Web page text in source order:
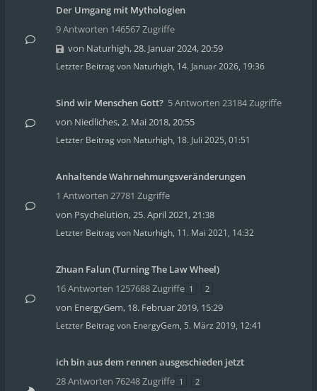
Der Umgang mit Mythologien
9 Antworten 146567 Zugriffe
von Naturhigh,28. Januar 2024, 20:59
Letzter Beitrag von Naturhigh, 14. Januar 2026, 19:36
Sind wir Menschen Gott? 5 Antworten 23184 Zugriffe
von Niedliches,2. Mai 2018, 20:55
Letzter Beitrag von Naturhigh, 18. Juli 2025, 01:51
Anhaltende Wahrnehmungsveränderungen
1 Antworten 27781 Zugriffe
von Psychelution,25. April 2021, 21:38
Letzter Beitrag von Naturhigh, 11. Mai 2021, 14:32
Zhuan Falun (Turning The Law Wheel)
16 Antworten 1257688 Zugriffe 1 2
von EnergyGem, 18. Februar 2019, 15:29
Letzter Beitrag von EnergyGem, 5. März 2019, 12:41
ich bin aus dem rennen ausgeschieden jetzt
28 Antworten 76248 Zugriffe 1 2